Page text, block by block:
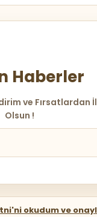
Haberler
ve Fırsatlardan
Olsun !
okudum ve